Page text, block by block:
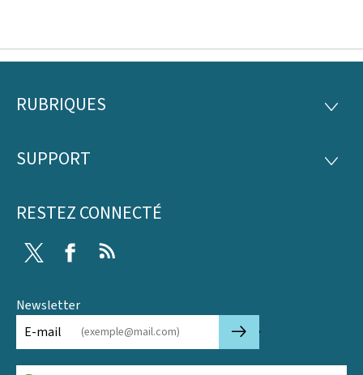
Pied
page
RUBRIQUES
SUPPORT
RESTEZ CONNECTÉ
Twitter Facebook
Newsletter
E-mail
🡒